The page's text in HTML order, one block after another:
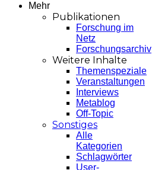
Mehr
Publikationen
Forschung im
Netz
Forschungsarchiv
Weitere Inhalte
Themenspeziale
Veranstaltungen
Interviews
Metablog
Off-Topic
Sonstiges
Alle
Kategorien
Schlagwörter
User-